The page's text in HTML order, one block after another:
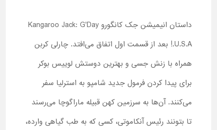
داستان انیمیشن جک کانگورو Kangaroo Jack: G'Day
U.S.A.! بعد از قسمت اول اتفاق می‌افتد. چارلی کربن
همراه با زنش جسی و بهترین دوستش لوییس بوکر
برای پیدا کردن فرمول جدید شامپو به استرلیا سفر
می‌کنند. آن‌ها به سرزمین کهن قبیله ماراگوچا می‌رسند
تا بتونند رئیس آنکاموتی، کسی که به طب گیاهی وارده،